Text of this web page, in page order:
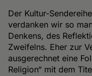
Der Kultur-
verdanken wir so
Denkens, des
Zweifelns. Eher zur
ausgerechnet eine
Religion“ mit dem